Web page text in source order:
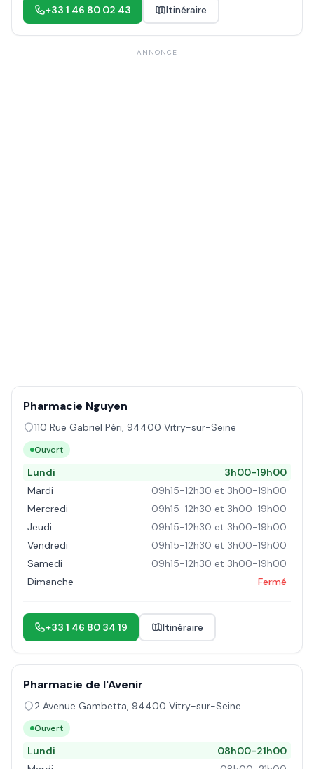
+33 1 46 80 02 43 Itinéraire
ANNONCE
Pharmacie Nguyen
110 Rue Gabriel Péri, 94400 Vitry-sur-Seine
Ouvert
Lundi
3h00-19h00
Mardi
09h15-12h30 et 3h00-19h00
Mercredi
09h15-12h30 et 3h00-19h00
Jeudi
09h15-12h30 et 3h00-19h00
Vendredi
09h15-12h30 et 3h00-19h00
Samedi
09h15-12h30 et 3h00-19h00
Dimanche
Fermé
+33 1 46 80 34 19 Itinéraire
Pharmacie de l'Avenir
2 Avenue Gambetta, 94400 Vitry-sur-Seine
Ouvert
Lundi
08h00-21h00